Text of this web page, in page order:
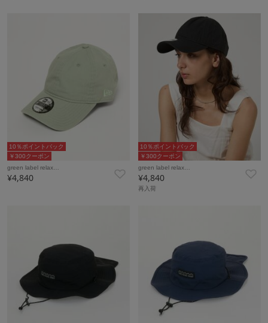
￥300クーポン
10％ポイントバック
green label relax…
¥4,840
￥300クーポン
10％ポイントバック
green label relax…
¥4,840
再入荷